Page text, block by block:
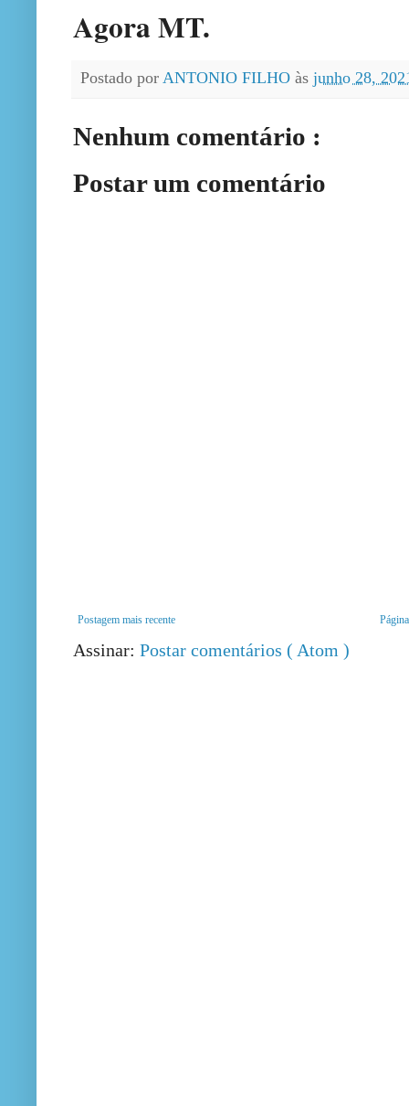
Agora MT.
Postado por ANTONIO FILHO às junho 28,
Nenhum comentário :
Postar um comentário
Postagem mais recente
Assinar: Postar comentários ( Atom )